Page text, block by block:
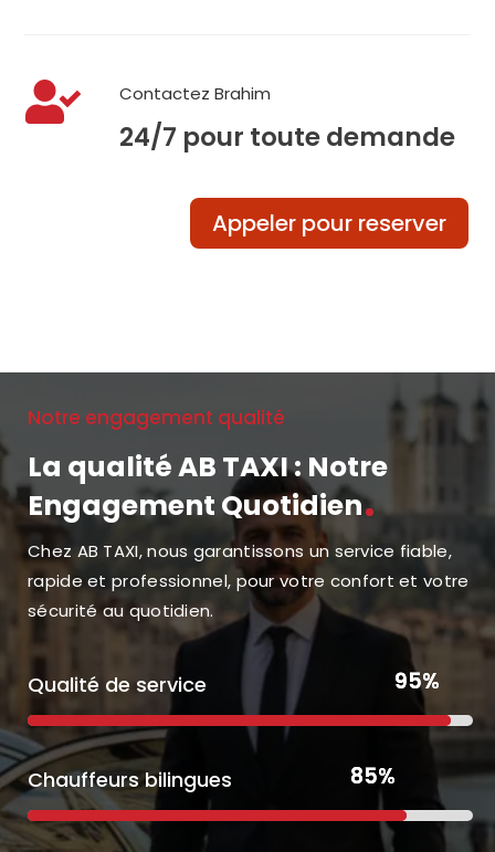
 Contactez Brahim
24/7 pour toute demande
Appeler pour reserver
Notre engagement qualité
La qualité AB TAXI : Notre
Engagement Quotidien
Chez AB TAXI, nous garantissons un service fiable,
rapide et professionnel, pour votre confort et votre
sécurité au quotidien.
Qualité de service 95%
95%
Chauffeurs bilingues 85%
85%